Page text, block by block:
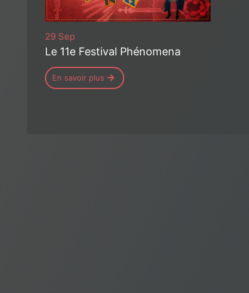
29 Sep
Le 11e Festival Phénomena
En savoir plus